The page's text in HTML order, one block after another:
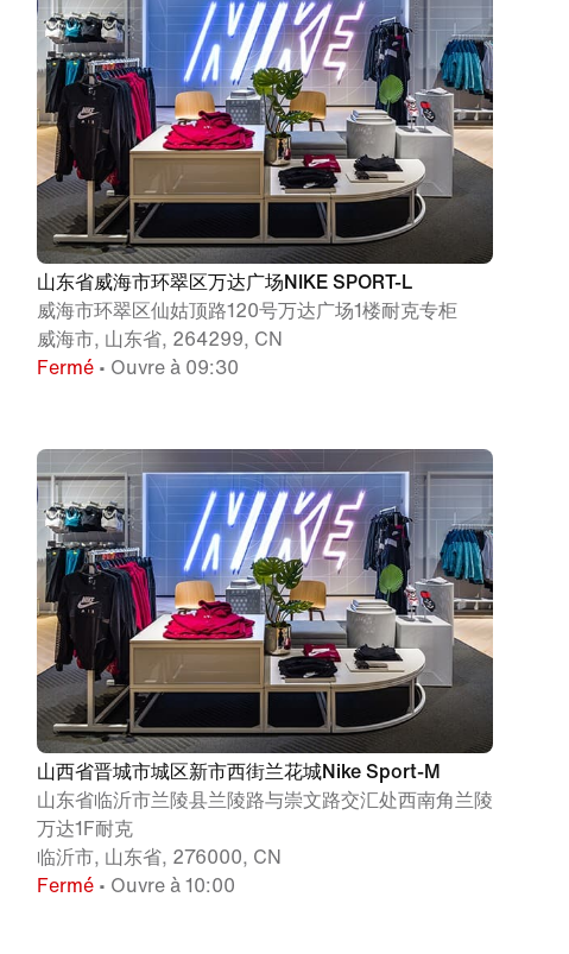
山东省威海市环翠区万达广场NIKE SPORT-L
威海市环翠区仙姑顶路120号万达广场1楼耐克专柜
威海市, 山东省, 264299, CN
Fermé • Ouvre à 09:30
山西省晋城市城区新市西街兰花城Nike Sport-M
山东省临沂市兰陵县兰陵路与崇文路交汇处西南角兰陵
万达1F耐克
临沂市, 山东省, 276000, CN
Fermé • Ouvre à 10:00